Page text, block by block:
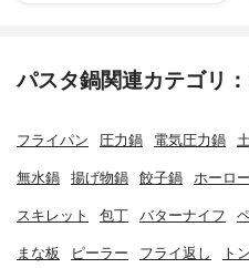
パスタ鍋関連カテゴリ
フライパン 圧力鍋 電気圧力鍋
無水鍋 揚げ物鍋 餃子鍋 ホーロ
スキレット 包丁 バターナイフ
まな板 ピーラー フライ返し ト